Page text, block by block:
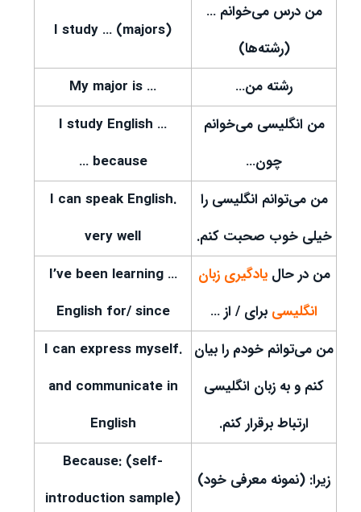
من درس می‌خوانم …
(رشته‌ها)
I study … (majors)
رشته من…
… My major is
من انگلیسی می‌خوانم
چون…
… I study English
because …
من می‌توانم انگلیسی را
خیلی خوب صحبت کنم.
.I can speak English
very well
من در حالیادگیری زبان
انگلیسی برای / از …
… I’ve been learning
English for/ since
من می‌توانم خودم را بیان
کنم و به زبان انگلیسی
ارتباط برقرار کنم.
.I can express myself
and communicate in
English
زیرا: (نمونه معرفی خود)
Because: (self-
introduction sample)